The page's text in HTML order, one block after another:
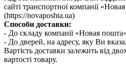
сайті транспортної компанії
(https://novaposhta.ua)
Способи доставки:
- До складу компанії «Новая пошта»
- До дверей, на адресу, яку Ви
Вартість доставки залежить від
вартості товару.